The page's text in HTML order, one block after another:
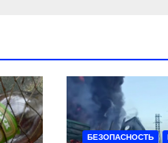
БЕЗОПАСНОСТЬ